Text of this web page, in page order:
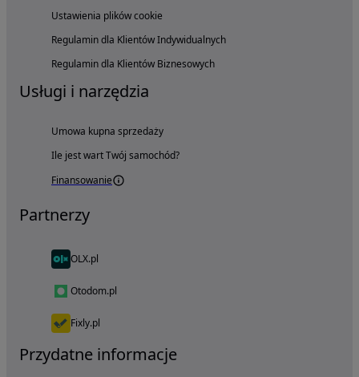
Ustawienia plików cookie
Regulamin dla Klientów Indywidualnych
Regulamin dla Klientów Biznesowych
Usługi i narzędzia
Umowa kupna sprzedaży
Ile jest wart Twój samochód?
Finansowanie
Partnerzy
OLX.pl
Otodom.pl
Fixly.pl
Przydatne informacje